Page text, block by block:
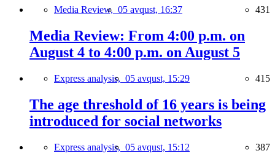
Media Review, 05 avqust, 16:37 431
Media Review: From 4:00 p.m. on
August 4 to 4:00 p.m. on August 5
Express analysis, 05 avqust, 15:29 415
The age threshold of 16 years is being
introduced for social networks
Express analysis, 05 avqust, 15:12 387